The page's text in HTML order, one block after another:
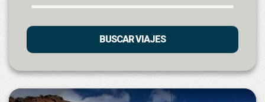
BUSCAR VIAJES